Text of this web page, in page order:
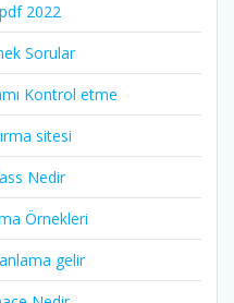
2022
Sorular
Kontrol etme
sitesi
Nedir
Örnekleri
gelir